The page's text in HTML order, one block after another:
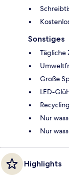
Sonstiges
Tägliche
Große
LED-
Recycling
Nur
Nur
Highlights